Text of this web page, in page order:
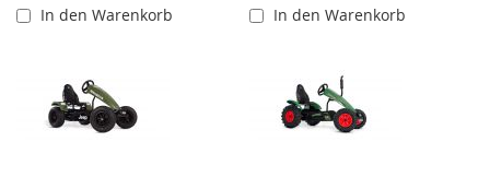
In den Warenkorb In den Warenkorb